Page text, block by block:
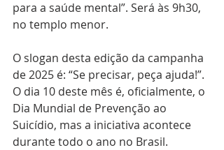
para a saúde mental”. Será às 9h30,
no templo menor.
O slogan desta edição da campanha
de 2025 é: “Se precisar, peça ajuda!”.
O dia 10 deste mês é, oficialmente, o
Dia Mundial de Prevenção ao
Suicídio, mas a iniciativa acontece
durante todo o ano no Brasil.